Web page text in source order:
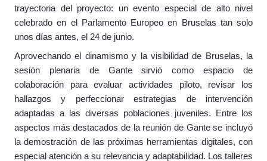
trayectoria del proyecto: un evento especial de alto nivel
celebrado en el Parlamento Europeo en Bruselas tan solo
unos días antes, el 24 de junio.
Aprovechando el dinamismo y la visibilidad de Bruselas, la
sesión plenaria de Gante sirvió como espacio de
colaboración para evaluar actividades piloto, revisar los
hallazgos y perfeccionar estrategias de intervención
adaptadas a las diversas poblaciones juveniles. Entre los
aspectos más destacados de la reunión de Gante se incluyó
la demostración de las próximas herramientas digitales, con
especial atención a su relevancia y adaptabilidad. Los talleres